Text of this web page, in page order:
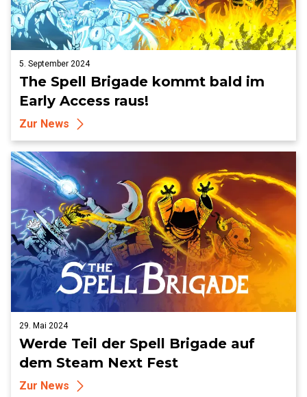
5. September 2024
The Spell Brigade kommt bald im
Early Access raus!
Zur News
29. Mai 2024
Werde Teil der Spell Brigade auf
dem Steam Next Fest
Zur News